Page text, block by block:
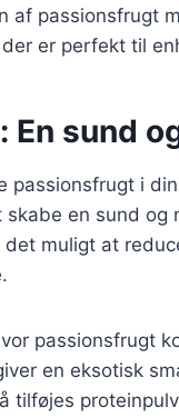
af passionsfrugt
er perfekt til
En sund
passionsfrugt i
en sund
det muligt at
passionsfrugt
en eksotisk
tilføjes